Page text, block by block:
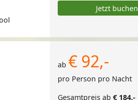
Jetzt buchen
ab€ 92,-
pro Person pro Nacht
Gesamtpreis ab€ 184,-